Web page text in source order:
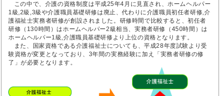
この中で、介護の資格制度は平成25年4月に見直され、ホームヘルパー
1級,2級,3級や介護職員基礎研修は廃止、代わりに介護職員初任者研修,介
護福祉士実務者研修が創設されました。研修時間で比較すると、初任者
研修（130時間）はホームヘルパー2級相当、実務者研修（450時間）は
ホームヘルパー1級,介護職員基礎研修より上位の資格となります。
また、国家資格である介護福祉士についても、平成28年度試験より受
験資格が変更となっており、3年間の実務経験に加え「実務者研修の修
了」が必要となります。